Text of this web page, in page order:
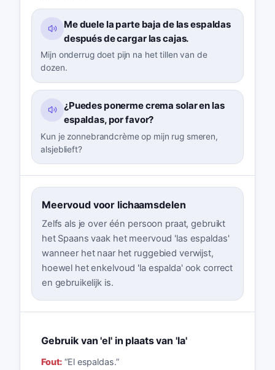
Me duele la parte baja de las espaldas
después de cargar las cajas.
Mijn onderrug doet pijn na het tillen van de
dozen.
¿Puedes ponerme crema solar en las
espaldas, por favor?
Kun je zonnebrandcrème op mijn rug smeren,
alsjeblieft?
Meervoud voor lichaamsdelen
Zelfs als je over één persoon praat, gebruikt
het Spaans vaak het meervoud 'las espaldas'
wanneer het naar het ruggebied verwijst,
hoewel het enkelvoud 'la espalda' ook correct
en gebruikelijk is.
Gebruik van 'el' in plaats van 'la'
Fout: “El espaldas.”